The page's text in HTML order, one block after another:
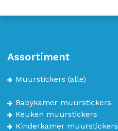
Assortiment
Muurstickers (alle)
Babykamer muurstickers
Keuken muurstickers
Kinderkamer muurstickers